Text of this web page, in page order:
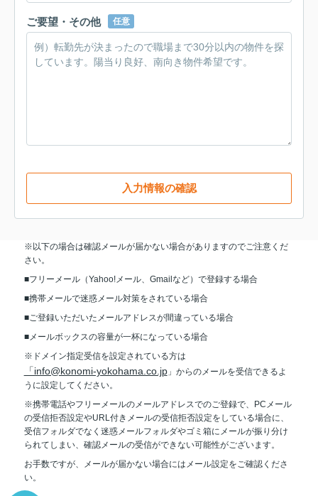
ご要望・その他 任意
入力情報の確認
※以下の場合は確認メールが届かない場合がありますのでご注意くだ
さい。
■フリーメール（Yahoo!メール、Gmailなど）で登録する場合
■携帯メールで迷惑メール対策をされている場合
■ご登録いただいたメールアドレスが間違っている場合
■メールボックスの容量が一杯になっている場合
※ドメイン指定受信を設定されている方は
「info@konomi-yokohama.co.jp」からのメールを受信できるよ
うに設定してください。
※携帯電話やフリーメールのメールアドレスでのご登録で、PCメール
の受信拒否設定やURL付きメールの受信拒否設定をしている場合に、
受信フォルダでなく迷惑メールフォルダやゴミ箱にメールが振り分け
られてしまい、確認メールの受信ができない可能性がございます。
お手数ですが、メールが届かない場合にはメール設定をご確認くださ
い。